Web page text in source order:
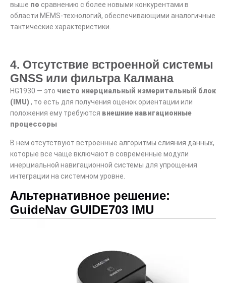
выше по сравнению с более новыми конкурентами в
области MEMS-технологий, обеспечивающими аналогичные
тактические характеристики.
4. Отсутствие встроенной системы
GNSS или фильтра Калмана
HG1930 — это чисто инерциальный измерительный блок
(IMU), то есть для получения оценок ориентации или
положения ему требуются внешние навигационные
процессоры
В нем отсутствуют встроенные алгоритмы слияния данных,
которые все чаще включают в современные модули
инерциальной навигационной системы для упрощения
интеграции на системном уровне.
Альтернативное решение:
GuideNav GUIDE703 IMU